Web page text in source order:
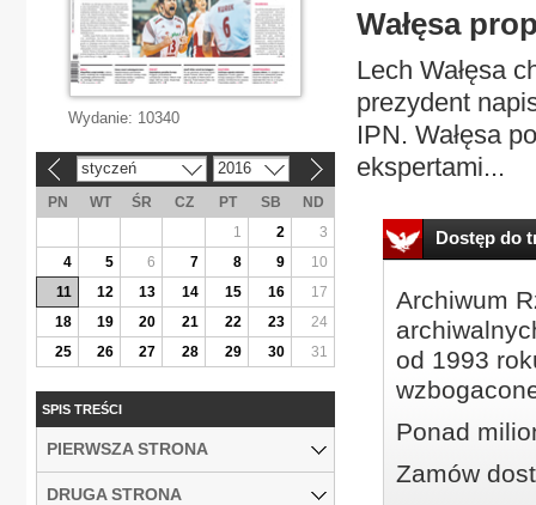
Wałęsa
Lech Wałęsa
prezydent
IPN. Wałęsa
ekspertami...
Dostęp do
Archiwum
od 1993
Ponad
Zamów
Wydanie: 10340
styczeń 2016
PN WT ŚR CZ PT SB
ND
1
2
3
4
5 6 7 8 9
10
11
12 13 14 15 16
17
18
19 20 21 22 23
24
25
26 27 28 29 30 31
SPIS TREŚCI
PIERWSZA STRONA
DRUGA STRONA